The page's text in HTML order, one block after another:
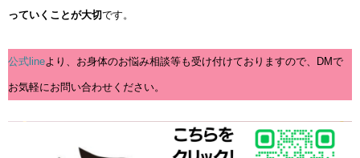
っていくことが大切です。
公式lineより、お身体のお悩み相談等も受け付けておりますので、DMで
お気軽にお問い合わせください。